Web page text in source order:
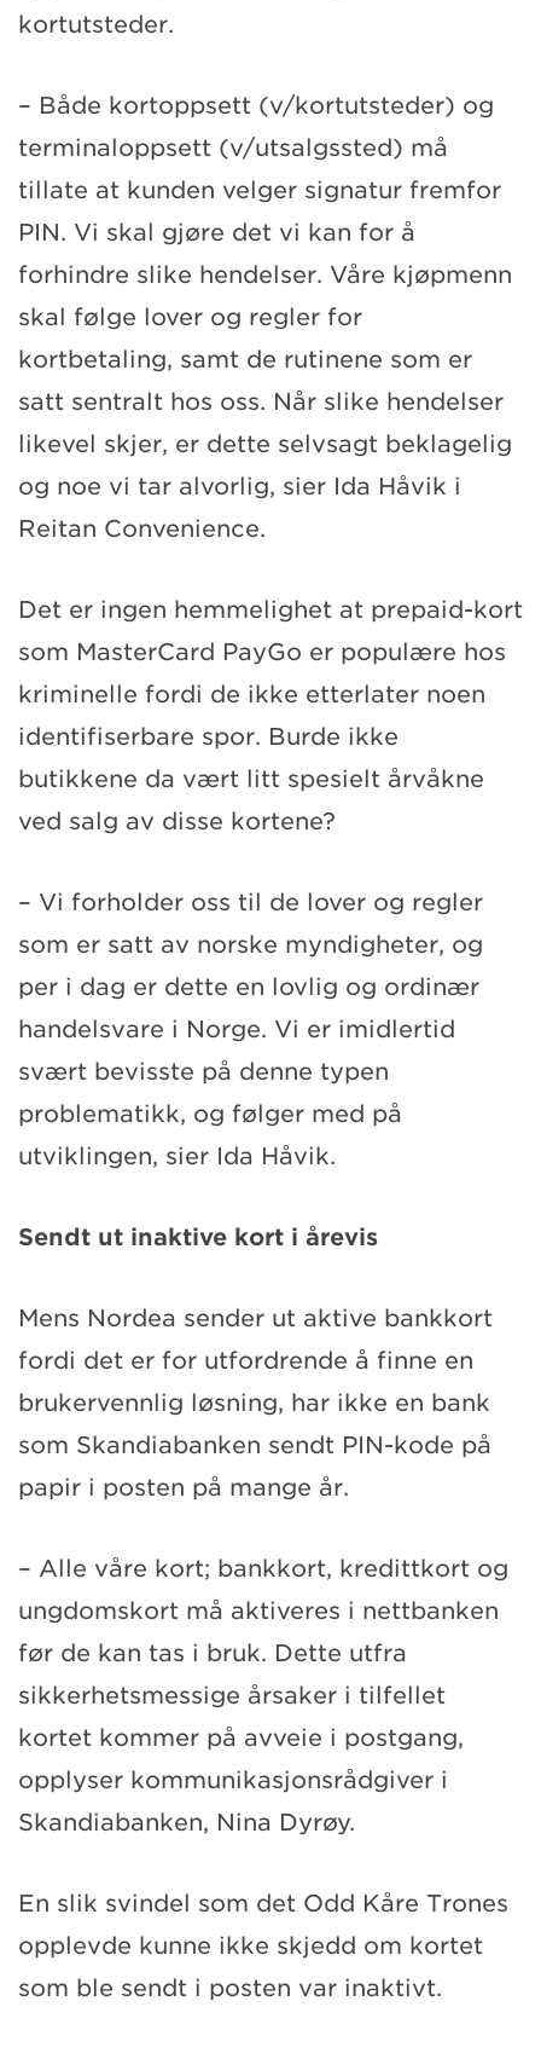
kortutsteder.
– Både kortoppsett (v/kortutsteder) og
terminaloppsett (v/utsalgssted) må
tillate at kunden velger signatur fremfor
PIN. Vi skal gjøre det vi kan for å
forhindre slike hendelser. Våre kjøpmenn
skal følge lover og regler for
kortbetaling, samt de rutinene som er
satt sentralt hos oss. Når slike hendelser
likevel skjer, er dette selvsagt beklagelig
og noe vi tar alvorlig, sier Ida Håvik i
Reitan Convenience.
Det er ingen hemmelighet at prepaid-kort
som MasterCard PayGo er populære hos
kriminelle fordi de ikke etterlater noen
identifiserbare spor. Burde ikke
butikkene da vært litt spesielt årvåkne
ved salg av disse kortene?
– Vi forholder oss til de lover og regler
som er satt av norske myndigheter, og
per i dag er dette en lovlig og ordinær
handelsvare i Norge. Vi er imidlertid
svært bevisste på denne typen
problematikk, og følger med på
utviklingen, sier Ida Håvik.
Sendt ut inaktive kort i årevis
Mens Nordea sender ut aktive bankkort
fordi det er for utfordrende å finne en
brukervennlig løsning, har ikke en bank
som Skandiabanken sendt PIN-kode på
papir i posten på mange år.
– Alle våre kort; bankkort, kredittkort og
ungdomskort må aktiveres i nettbanken
før de kan tas i bruk. Dette utfra
sikkerhetsmessige årsaker i tilfellet
kortet kommer på avveie i postgang,
opplyser kommunikasjonsrådgiver i
Skandiabanken, Nina Dyrøy.
En slik svindel som det Odd Kåre Trones
opplevde kunne ikke skjedd om kortet
som ble sendt i posten var inaktivt.